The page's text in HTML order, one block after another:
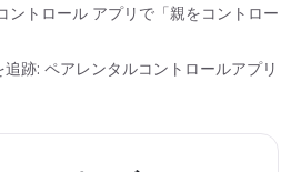
ントロール アプリで「親をコントロー
跡: ペアレンタルコントロールアプリ